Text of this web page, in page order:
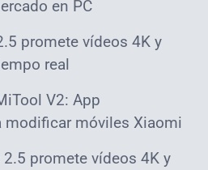
en PC
promete vídeos 4K y
real
V2: App
modificar móviles Xiaomi
2.5 promete vídeos 4K y